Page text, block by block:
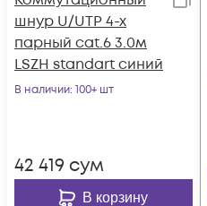
шнур U/UTP 4-х
парный cat.6 3.0м
LSZH standart синий
В наличии: 100+ шт
42 419 сум
В корзину